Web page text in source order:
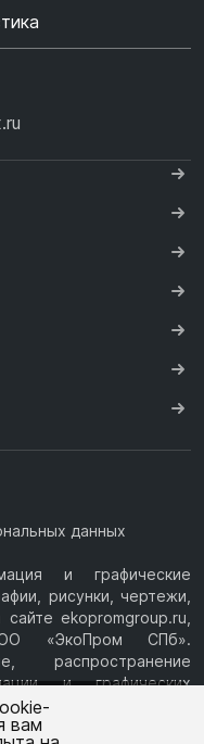
данных
и графические
рисунки, чертежи,
ekopromgroup.ru,
«ЭкоПром СПб».
распространение
и графических
с письменного
7814376069, ОГРН
вам